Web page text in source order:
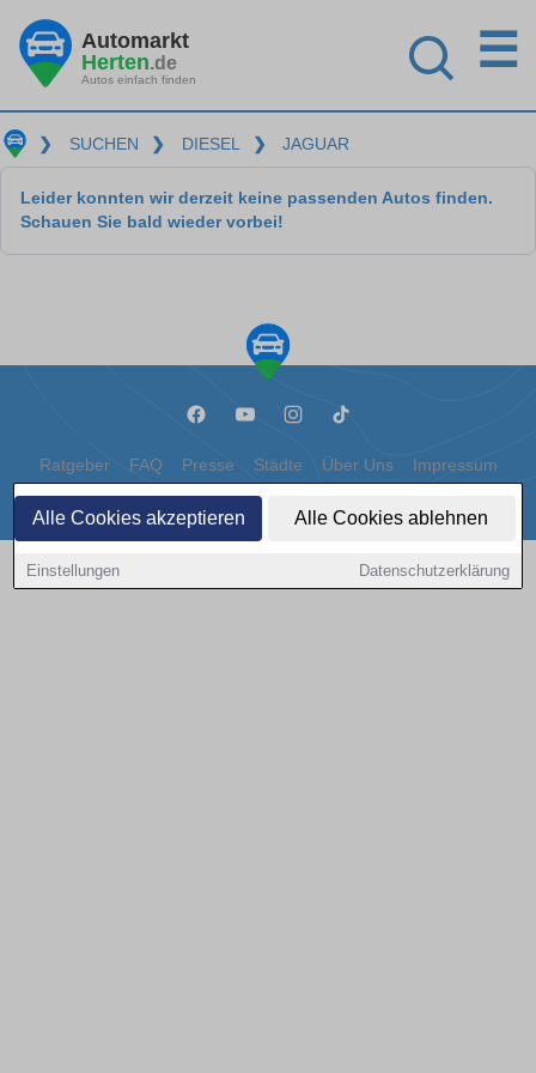
Alle Cookies akzeptieren Alle Cookies ablehnen
Einstellungen Datenschutzerklärung
Automarkt
Herten.de
Autos einfach finden
☰
❯ SUCHEN ❯ DIESEL ❯ JAGUAR
Leider konnten wir derzeit keine passenden Autos finden.
Schauen Sie bald wieder vorbei!
Ratgeber FAQ Presse Städte Über Uns Impressum
Datenschutz Cookies
Copyright © 2000 - 2026 | 1A Infosysteme GmbH | Content by: 1a-sites-autos